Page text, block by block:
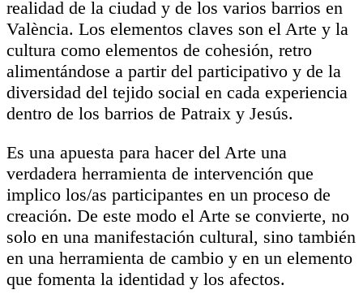
realidad de la ciudad y de los varios barrios en
València. Los elementos claves son el Arte y la
cultura como elementos de cohesión, retro
alimentándose a partir del participativo y de la
diversidad del tejido social en cada experiencia
dentro de los barrios de Patraix y Jesús.
Es una apuesta para hacer del Arte una
verdadera herramienta de intervención que
implico los/as participantes en un proceso de
creación. De este modo el Arte se convierte, no
solo en una manifestación cultural, sino también
en una herramienta de cambio y en un elemento
que fomenta la identidad y los afectos.